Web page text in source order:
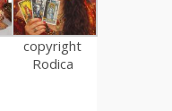
copyright
Rodica